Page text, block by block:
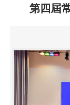
第四屆